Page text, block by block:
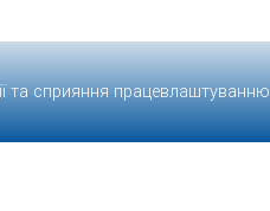
та сприяння працевлаштуванню